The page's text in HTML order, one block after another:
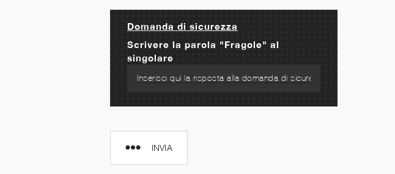
Domanda di sicurezza
Scrivere la parola "Fragole" al
singolare
INVIA